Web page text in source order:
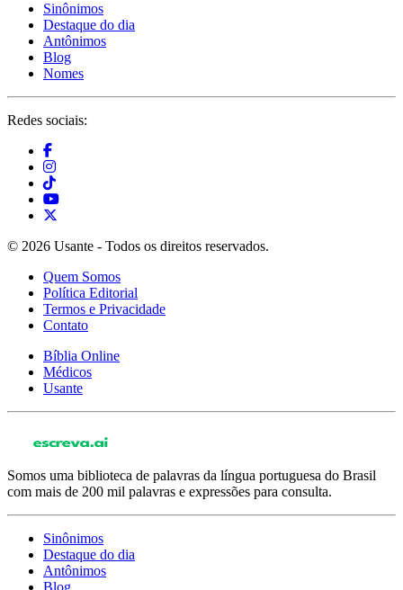
Sinônimos
Destaque do dia
Antônimos
Blog
Nomes
Redes sociais:
© 2026 Usante - Todos os direitos reservados.
Quem Somos
Política Editorial
Termos e Privacidade
Contato
Bíblia Online
Médicos
Usante
Somos uma biblioteca de palavras da língua portuguesa do Brasil
com mais de 200 mil palavras e expressões para consulta.
Sinônimos
Destaque do dia
Antônimos
Blog